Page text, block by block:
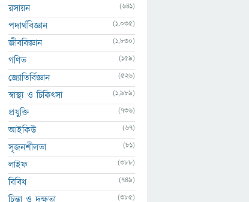
রসায়ন
(641)
পদার্থবিজ্ঞান (1,035)
জীববিজ্ঞান (1,830)
গণিত (159)
জ্যোতির্বিজ্ঞান (526)
স্বাস্থ্য ও চিকিৎসা (1,989)
প্রযুক্তি (736)
আইকিউ (67)
সৃজনশীলতা (81)
লাইফ (388)
বিবিধ (749)
চিন্তা ও দক্ষতা (385)